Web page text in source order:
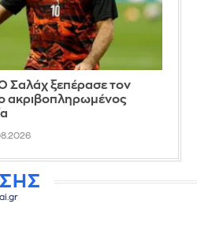
Σαλάχ ξεπέρασε τον
ακριβοπληρωμένος